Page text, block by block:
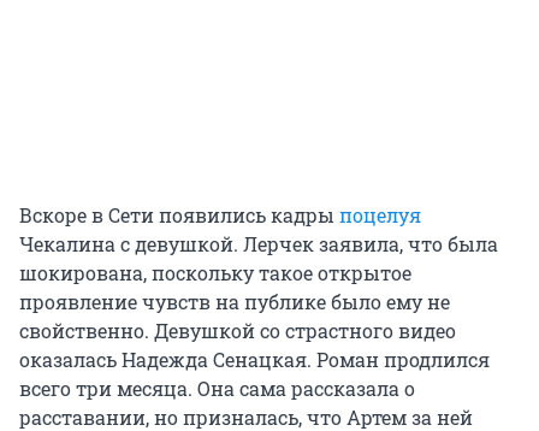
Вскоре в Сети появились кадры поцелуя
Чекалина с девушкой. Лерчек заявила, что была
шокирована, поскольку такое открытое
проявление чувств на публике было ему не
свойственно. Девушкой со страстного видео
оказалась Надежда Сенацкая. Роман продлился
всего три месяца. Она сама рассказала о
расставании, но призналась, что Артем за ней